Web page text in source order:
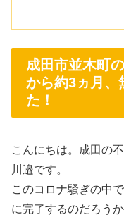
成田市並木町
から約3ヵ月、
た！
こんにちは。成田の
川邉です。
このコロナ騒ぎの中
に完了するのだろう